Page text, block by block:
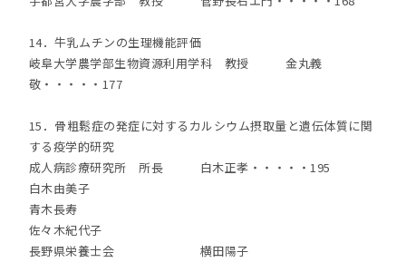
14．牛乳ムチンの生理機能評価
岐阜大学農学部生物資源利用学科 教授 金丸義
敬・・・・・177
15．骨粗鬆症の発症に対するカルシウム摂取量と遺伝体質に関
する疫学的研究
成人病診療研究所 所長 白木正孝・・・・・195
白木由美子
青木長寿
佐々木紀代子
長野県栄養士会 横田陽子